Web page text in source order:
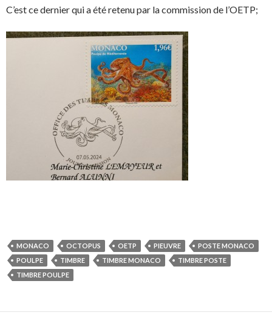
C’est ce dernier qui a été retenu par la commission de l’OETP;
MONACO OCTOPUS OETP PIEUVRE
POSTE MONACO
POULPE
TIMBRE TIMBRE MONACO
TIMBRE POSTE
TIMBRE POULPE